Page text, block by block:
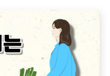
에 따라